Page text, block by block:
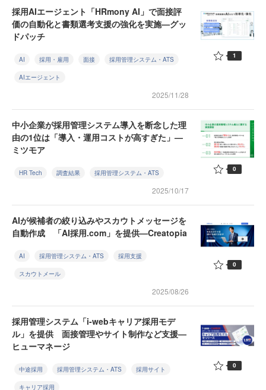
採用AIエージェント「HRmony AI」で面接評
価の自動化と書類選考支援の強化を実施—グッ
ドパッチ
AI 採用・雇用 面接 採用管理システム・ATS
AIエージェント
2025/11/28
1
中小企業が採用管理システム導入を断念した理
由の1位は「導入・運用コストが高すぎた」—
ミツモア
HR Tech 調査結果 採用管理システム・ATS
2025/10/17
0
AIが候補者の絞り込みやスカウトメッセージを
自動作成 「AI採用.com」を提供—Creatopia
AI 採用管理システム・ATS 採用支援
スカウトメール
2025/08/26
0
採用管理システム「i-webキャリア採用モデ
ル」を提供 面接管理やサイト制作など支援—
ヒューマネージ
中途採用 採用管理システム・ATS 採用サイト
キャリア採用
0